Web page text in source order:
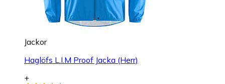
Jackor
Haglöfs L.I.M Proof Jacka (Herr)
+